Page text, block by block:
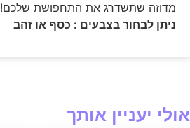
מדוזה שתשדרג את התחפושת שלכם!
ניתן לבחור בצבעים : כסף או זהב
אולי יעניין אותך